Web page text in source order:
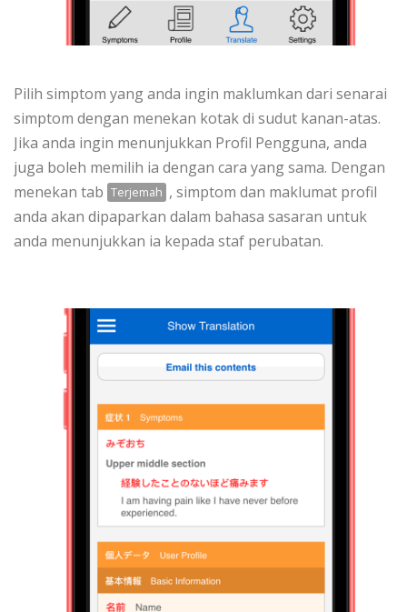
Pilih simptom yang anda ingin maklumkan dari senarai
simptom dengan menekan kotak di sudut kanan-atas.
Jika anda ingin menunjukkan Profil Pengguna, anda
juga boleh memilih ia dengan cara yang sama. Dengan
menekan tab Terjemah , simptom dan maklumat profil
anda akan dipaparkan dalam bahasa sasaran untuk
anda menunjukkan ia kepada staf perubatan.